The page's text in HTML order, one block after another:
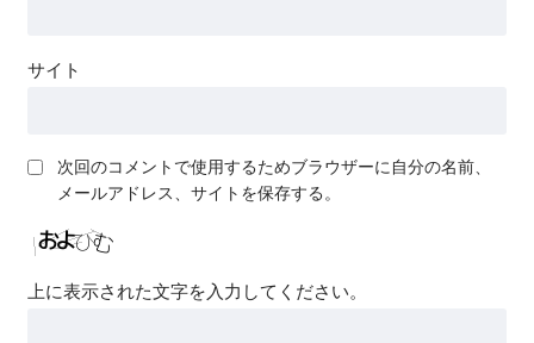
サイト
次回のコメントで使用するためブラウザーに自分の名前、
メールアドレス、サイトを保存する。
上に表示された文字を入力してください。